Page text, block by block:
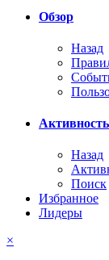
Обзор
Назад
Активность
Назад
Поиск
Избранное
Лидеры
×